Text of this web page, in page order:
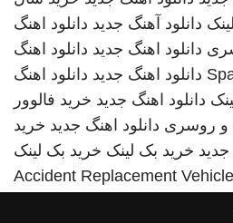
دانلود آهنگ جدید دانلود اهنگ
دانلود اهنگ جدید دانلود اهنگ
دانلود اهنگ جدید دانلود اهنگ
دانلود اهنگ جدید خرید فالوور
و روسری دانلود اهنگ جدید خرید
جدید خرید بک لینک خرید بک لینک
Accident Replacement